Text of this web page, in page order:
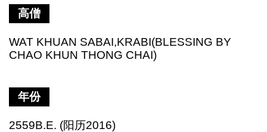
高僧
WAT KHUAN SABAI,KRABI(BLESSING BY
CHAO KHUN THONG CHAI)
年份
2559B.E. (阳历2016)